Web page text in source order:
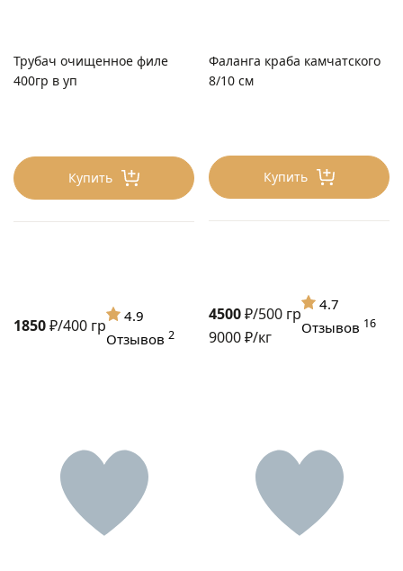
Купить
1850₽/400 гр
Трубач очищенное филе
400гр в уп
4.9
Отзывов 2
Купить
4500₽/500 гр
9000 ₽/кг
Фаланга краба камчатского
8/10 см
4.7
Отзывов 16